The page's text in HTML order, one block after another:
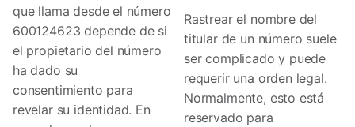
que llama desde el número
600124623 depende de si
el propietario del número
ha dado su
consentimiento para
revelar su identidad. En
Rastrear el nombre del
titular de un número suele
ser complicado y puede
requerir una orden legal.
Normalmente, esto está
reservado para